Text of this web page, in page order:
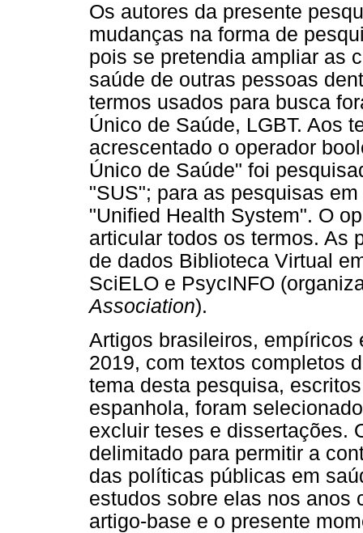
Os autores da presente
mudanças na forma de
pois se pretendia ampliar as
saúde de outras pessoas
termos usados para busca
Único de Saúde, LGBT. Aos
acrescentado o operador
Único de Saúde" foi
"SUS"; para as pesquisas
"Unified Health System". O
articular todos os termos. As
de dados Biblioteca Virtual
SciELO e PsycINFO
Association).
Artigos brasileiros, empíricos
2019, com textos completos
tema desta pesquisa,
espanhola, foram
excluir teses e dissertações.
delimitado para permitir a
das políticas públicas em
estudos sobre elas nos anos
artigo-base e o presente